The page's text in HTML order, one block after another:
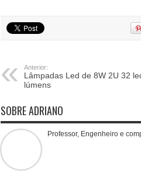
Anterior:
Lâmpadas Led de 8W 2U 32
lúmens
SOBRE ADRIANO
Professor, Engenheiro e